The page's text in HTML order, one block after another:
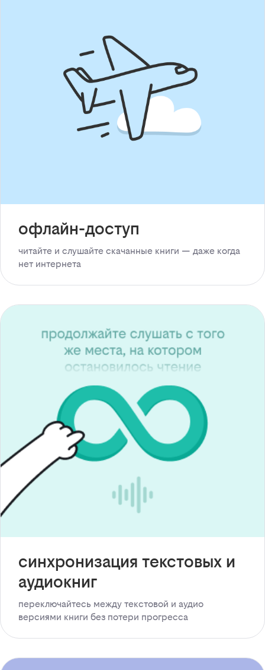
офлайн-доступ
читайте и слушайте скачанные книги — даже когда
нет интернета
синхронизация текстовых и
аудиокниг
переключайтесь между текстовой и аудио
версиями книги без потери прогресса